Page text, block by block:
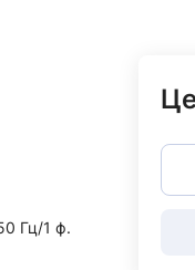
Гц/1 ф.